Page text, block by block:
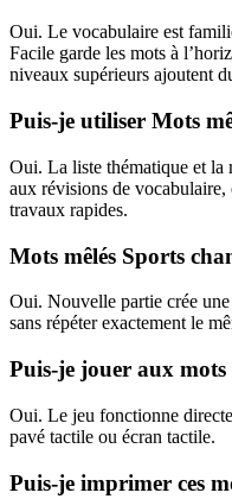
Oui. Le vocabulaire est
Facile garde les mots à
niveaux supérieurs ajoutent
Puis-je utiliser Mots
Oui. La liste thématique et la
aux révisions de vocabulaire,
travaux rapides.
Mots mêlés Sports
Oui. Nouvelle partie crée
sans répéter exactement le
Puis-je jouer aux mots
Oui. Le jeu fonctionne
pavé tactile ou écran tactile.
Puis-je imprimer ces